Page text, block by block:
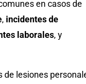
en casos de
, incidentes de
laborales, y
de lesiones